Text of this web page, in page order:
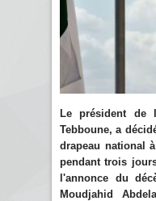
Le président de
Tebboune, a
drapeau national
pendant trois
l'annonce du
Moudjahid